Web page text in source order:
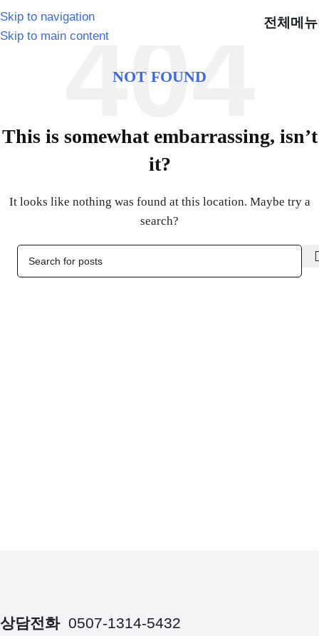
Skip to navigation
Skip to main content
전체메뉴
NOT FOUND
This is somewhat embarrassing, isn’t
it?
It looks like nothing was found at this location. Maybe try a
search?
상담전화 0507-1314-5432